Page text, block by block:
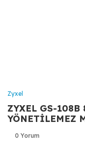
Zyxel
ZYXEL GS-
YÖNETİLEMEZ
0 Yorum